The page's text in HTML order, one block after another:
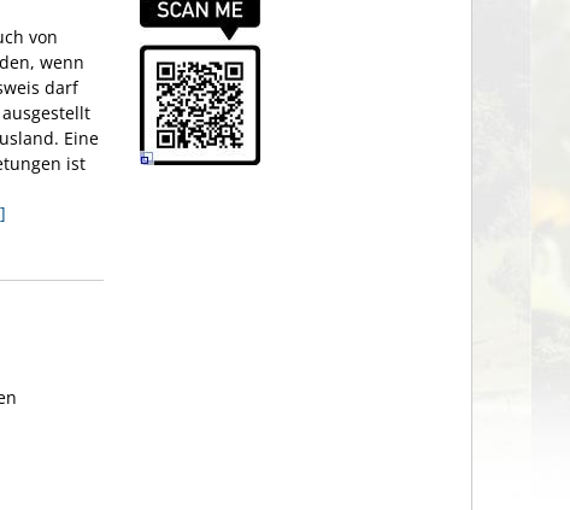
von
wenn
darf
Eine
ist